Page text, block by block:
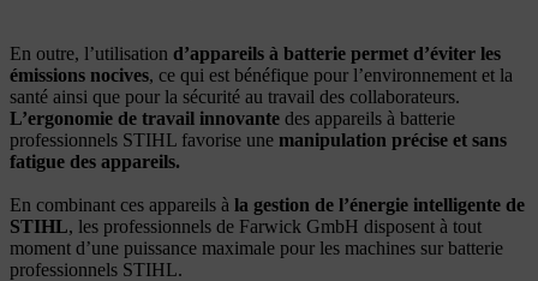
En outre, l’utilisation d’appareils à batterie permet d’éviter les
émissions nocives, ce qui est bénéfique pour l’environnement et la
santé ainsi que pour la sécurité au travail des collaborateurs.
L’ergonomie de travail innovante des appareils à batterie
professionnels STIHL favorise une manipulation précise et sans
fatigue des appareils.
En combinant ces appareils à la gestion de l’énergie intelligente de
STIHL, les professionnels de Farwick GmbH disposent à tout
moment d’une puissance maximale pour les machines sur batterie
professionnels STIHL.